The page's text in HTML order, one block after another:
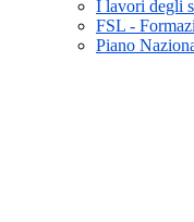
I lavori degli
FSL -
Piano